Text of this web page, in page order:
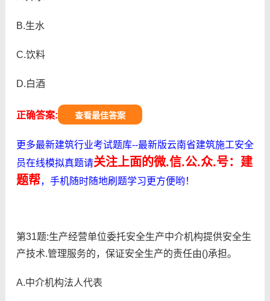
B.生水
C.饮料
D.白酒
正确答案: 查看最佳答案
更多最新建筑行业考试题库--最新版云南省建筑施工安全
员在线模拟真题请关注上面的微.信.公.众.号：建
题帮，手机随时随地刷题学习更方便哟！
第31题:生产经营单位委托安全生产中介机构提供安全生
产技术.管理服务的，保证安全生产的责任由()承担。
A.中介机构法人代表